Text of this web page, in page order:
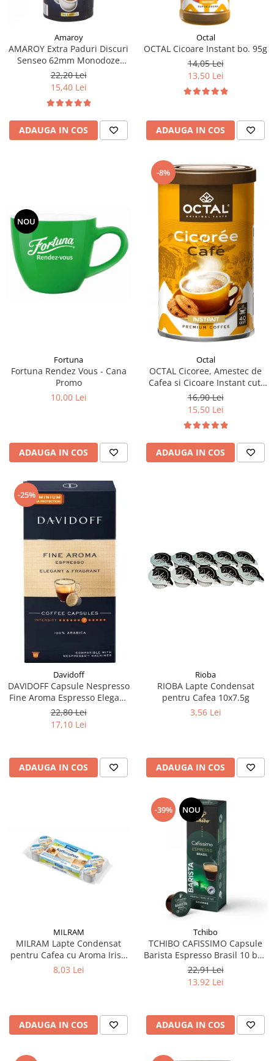
Amaroy
AMAROY Extra Paduri Discuri
Senseo 62mm Monodoze
20buc 140g
22,20 Lei
15,40 Lei
ADAUGA IN COS
Octal
OCTAL Cicoare Instant bo. 95g
14,05 Lei
13,50 Lei
ADAUGA IN COS
NOU
Fortuna
Fortuna Rendez Vous - Cana
Promo
10,00 Lei
ADAUGA IN COS
-8%
Octal
OCTAL Cicoree, Amestec de
Cafea si Cicoare Instant cut.
100g
16,90 Lei
15,50 Lei
ADAUGA IN COS
-25%
Davidoff
DAVIDOFF Capsule Nespresso
Fine Aroma Espresso Elegant
& Fragrant 10x5.5g
22,80 Lei
17,10 Lei
ADAUGA IN COS
Rioba
RIOBA Lapte Condensat
pentru Cafea 10x7.5g
3,56 Lei
ADAUGA IN COS
MILRAM
MILRAM Lapte Condensat
pentru Cafea cu Aroma Irish
Cream 10x14g
8,03 Lei
ADAUGA IN COS
-39% NOU
Tchibo
TCHIBO CAFISSIMO Capsule
Barista Espresso Brasil 10 buc
80g (27.10.2026)
22,91 Lei
13,92 Lei
ADAUGA IN COS